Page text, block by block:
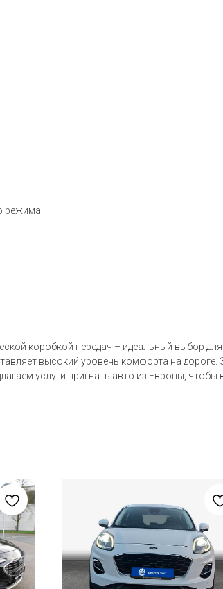
режима
коробкой передач – идеальный выбор
высокий уровень комфорта на
услуги пригнать авто из Европы,